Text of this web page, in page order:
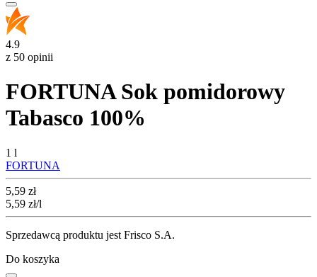
4.9
z 50 opinii
FORTUNA Sok pomidorowy
Tabasco 100%
1 l
FORTUNA
Cena
5,59 zł
5,59 zł/l
Sprzedawcą produktu jest Frisco S.A.
Do koszyka